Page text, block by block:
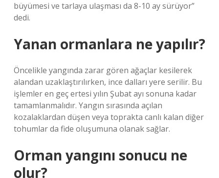
büyümesi ve tarlaya ulaşması da 8-10 ay sürüyor”
dedi.
Yanan ormanlara ne yapılır?
Öncelikle yangında zarar gören ağaçlar kesilerek
alandan uzaklaştırılırken, ince dalları yere serilir. Bu
işlemler en geç ertesi yılın Şubat ayı sonuna kadar
tamamlanmalıdır. Yangın sırasında açılan
kozalaklardan düşen veya toprakta canlı kalan diğer
tohumlar da fide oluşumuna olanak sağlar.
Orman yangını sonucu ne
olur?